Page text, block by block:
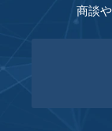
商談